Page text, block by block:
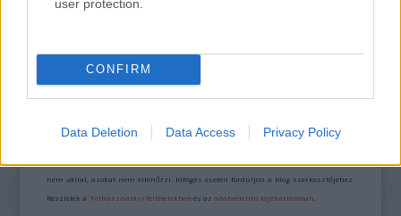
user protection.
CONFIRM
Data Deletion Data Access Privacy Policy
10 LEGKEDVELTEBB MOZIJA MAGYARORSZÁGON
A bejegyzés trackback címe:
https://kulturpart.hu/api/trackback/id/7932108
vonatkozó jogszabályok
értelmében felhasználói tartalomnak
nem vállal, azokat nem ellenőrzi. Kifogás esetén forduljon a blog szerkesztőjéhez.
Részletek a Felhasználási feltételekben és azadatvédelmi tájékoztatóban